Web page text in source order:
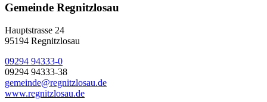
Gemeinde Regnitzlosau
Hauptstrasse 24
95194 Regnitzlosau
09294 94333-0
09294 94333-38
gemeinde@regnitzlosau.de
www.regnitzlosau.de